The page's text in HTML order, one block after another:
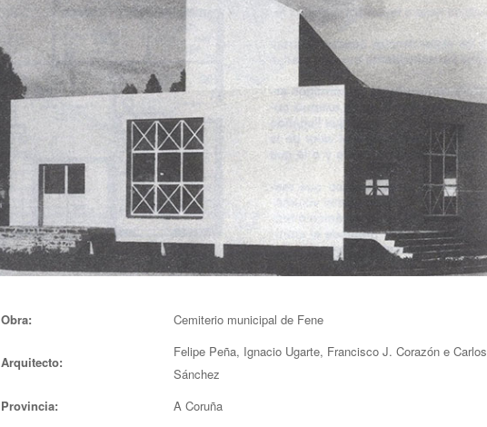
Obra: Cemiterio municipal de Fene
Arquitecto:
Felipe Peña, Ignacio Ugarte, Francisco J. Corazón e Carlos
Sánchez
Provincia:
A Coruña